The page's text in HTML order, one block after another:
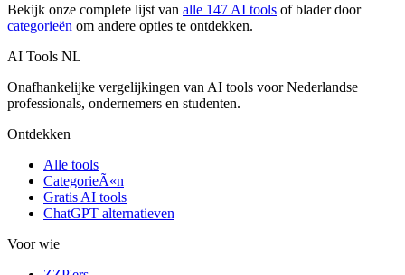
Bekijk onze complete lijst van alle 147 AI tools of blader door
categorieën om andere opties te ontdekken.
AI Tools NL
Onafhankelijke vergelijkingen van AI tools voor Nederlandse
professionals, ondernemers en studenten.
Ontdekken
Alle tools
CategorieÃ«n
Gratis AI tools
ChatGPT alternatieven
Voor wie